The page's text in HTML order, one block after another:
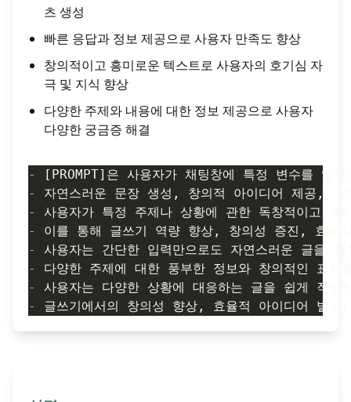
츠 생성
빠른 응답과 정보 제공으로 사용자 만족도 향상
창의적이고 흥미로운 텍스트로 사용자의 호기심 자
극 및 지식 향상
다양한 주제와 내용에 대한 정보 제공으로 사용자
다양한 궁금증 해결
-
-
-
-
-
-
-
-